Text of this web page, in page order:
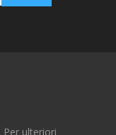
ulteriori